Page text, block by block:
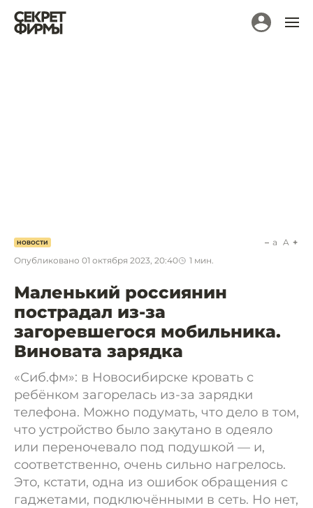
НОВОСТИ
Опубликовано 01 октября 2023, 20:40 1 мин.
a A
Маленький россиянин
пострадал из-за
загоревшегося мобильника.
Виновата зарядка
«Сиб.фм»: в Новосибирске кровать с
ребёнком загорелась из-за зарядки
телефона. Можно подумать, что дело в том,
что устройство было закутано в одеяло
или переночевало под подушкой — и,
соответственно, очень сильно нагрелось.
Это, кстати, одна из ошибок обращения с
гаджетами, подключёнными в сеть. Но нет,